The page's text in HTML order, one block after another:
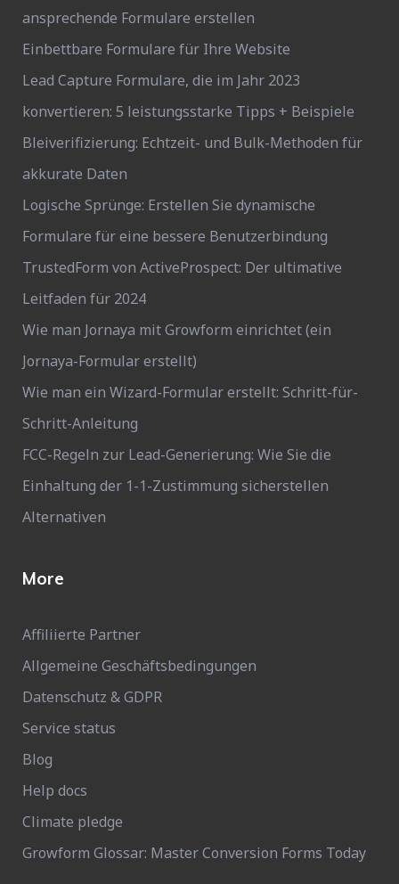
ansprechende Formulare erstellen
Einbettbare Formulare für Ihre Website
Lead Capture Formulare, die im Jahr 2023
konvertieren: 5 leistungsstarke Tipps + Beispiele
Bleiverifizierung: Echtzeit- und Bulk-Methoden für
akkurate Daten
Logische Sprünge: Erstellen Sie dynamische
Formulare für eine bessere Benutzerbindung
TrustedForm von ActiveProspect: Der ultimative
Leitfaden für 2024
Wie man Jornaya mit Growform einrichtet (ein
Jornaya-Formular erstellt)
Wie man ein Wizard-Formular erstellt: Schritt-für-
Schritt-Anleitung
FCC-Regeln zur Lead-Generierung: Wie Sie die
Einhaltung der 1-1-Zustimmung sicherstellen
Alternativen
More
Affiliierte Partner
Allgemeine Geschäftsbedingungen
Datenschutz & GDPR
Service status
Blog
Help docs
Climate pledge
Growform Glossar: Master Conversion Forms Today